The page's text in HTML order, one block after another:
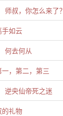
叔，你怎么来了？
手如云
去何从
，第二，第三
央仙帝死之迷
的礼物